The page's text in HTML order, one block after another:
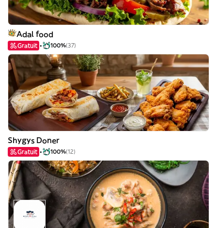
Adal food
Gratuit 100%(37)
Shygys Doner
Gratuit 100%(12)